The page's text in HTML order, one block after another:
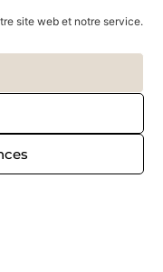
site web et notre service.
de vos données
vous à notre
: